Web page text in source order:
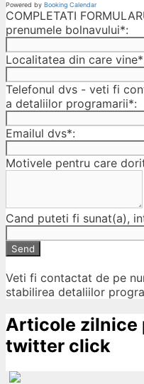
Powered by Booking Calendar
COMPLETATI
prenumele bolnavului*:
Localitatea din care
Telefonul dvs - veti fi
a detaliilor programarii*:
Emailul dvs*:
Motivele pentru care
Cand puteti fi sunat(a),
Send
Veti fi contactat de pe
stabilirea detaliilor
Articole zilnice
twitter click